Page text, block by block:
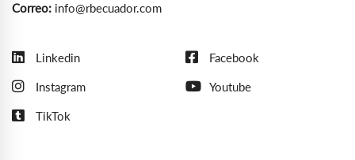
Correo: info@rbecuador.com
Linkedin Facebook
Instagram Youtube
TikTok